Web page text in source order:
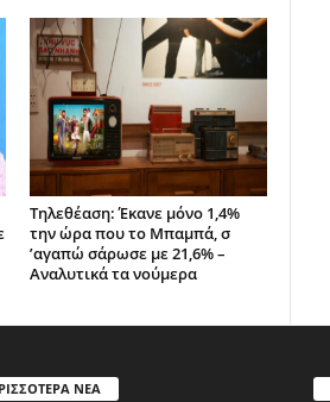
Τηλεθέαση: Έκανε μόνο 1,4%
την ώρα που το Μπαμπά, σ
’αγαπώ σάρωσε με 21,6% –
Αναλυτικά τα νούμερα
ΝΕΑ